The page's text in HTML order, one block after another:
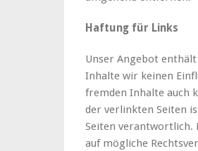
Haftung für Links
Unser Angebot
Inhalte wir keinen
fremden Inhalte auch
der verlinkten Seiten
Seiten verantwortlich.
auf mögliche